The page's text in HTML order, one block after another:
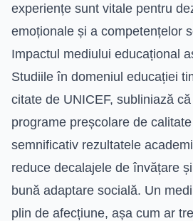
experiențe sunt vitale pentru
emoționale și a competențelor
Impactul mediului educațional
Studiile în domeniul educației
citate de UNICEF, subliniază
programe preșcolare de
semnificativ rezultatele
reduce decalajele de învățare
bună adaptare socială. Un
plin de afecțiune, așa cum ar